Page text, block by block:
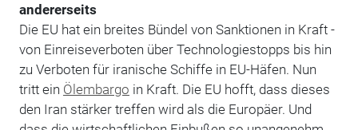
andererseits
Die EU hat ein breites Bündel von Sanktionen in Kraft -
von Einreiseverboten über Technologiestopps bis hin
zu Verboten für iranische Schiffe in EU-Häfen. Nun
tritt ein Ölembargo in Kraft. Die EU hofft, dass dieses
den Iran stärker treffen wird als die Europäer. Und